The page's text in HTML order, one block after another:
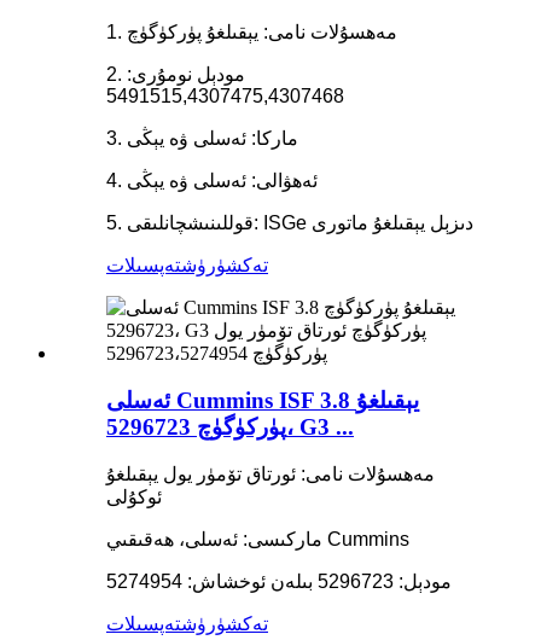
1. مەھسۇلات نامى: يېقىلغۇ پۈركۈگۈچ
2. مودېل نومۇرى:
5491515,4307475,4307468
3. ماركا: ئەسلى ۋە يېڭى
4. ئەھۋالى: ئەسلى ۋە يېڭى
5. قوللىنىشچانلىقى: ISGe دىزېل يېقىلغۇ ماتورى
تەكشۈرۈشتەپسىلات
ئەسلى Cummins ISF 3.8 يېقىلغۇ
پۈركۈگۈچ 5296723، G3 ...
مەھسۇلات نامى: ئورتاق تۆمۈر يول يېقىلغۇ
ئوكۇلى
ماركىسى: ئەسلى، ھەقىقىي Cummins
مودېل: 5296723 بىلەن ئوخشاش: 5274954
تەكشۈرۈشتەپسىلات